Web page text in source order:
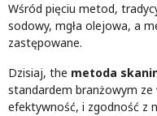
Wśród pięciu metod,
sodowy, mgła olejowa, a
zastępowane.
Dzisiaj, the metoda
standardem branżowym ze
efektywność, i zgodność z